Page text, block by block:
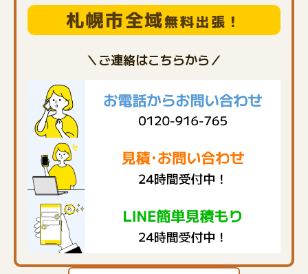
札幌市全域無料出張！
＼ご連絡はこちらから／